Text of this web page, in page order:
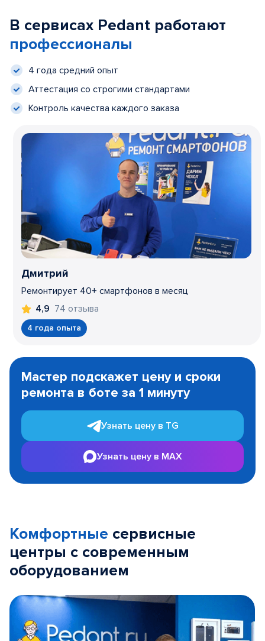
В сервисах Pedant работают
профессионалы
4 года средний опыт
Аттестация со строгими стандартами
Контроль качества каждого заказа
Дмитрий
Ремонтирует 40+ смартфонов в месяц
4,9 74 отзыва
4 года опыта
1
Мастер подскажет цену и сроки
ремонта в боте за 1 минуту
Узнать цену в TG
Узнать цену в MAX
Комфортные сервисные
центры с современным
оборудованием